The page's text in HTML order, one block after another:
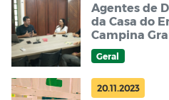
Agentes de
da Casa do
Campina
treinamento
Federal para
atendimento
Geral
20.11.2023